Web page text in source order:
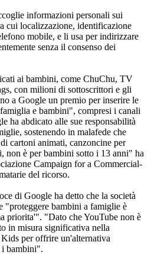
informazioni personali sui
cui localizzazione, identificazione
mobile, e li usa per indirizzare
senza il consenso dei
ai bambini, come ChuChu, TV
con milioni di sottoscrittori e gli
a Google un premio per inserire le
e bambini", compresi i canali
ha abdicato alle sue responsabilità
sostenendo in malafede che
cartoni animati, canzoncine per
non è per bambini sotto i 13 anni" ha
Campaign for a Commercial-
del ricorso.
di Google ha detto che la società
"proteggere bambini a famiglie è
priorita'". "Dato che YouTube non è
in misura significativa nella
per offrire un'alternativa
i bambini".